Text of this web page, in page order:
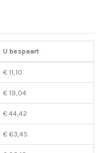
U bespaart
€ 11,10
€ 19,04
€ 44,42
€ 63,45